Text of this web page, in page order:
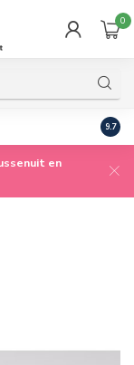
0
9.7
en